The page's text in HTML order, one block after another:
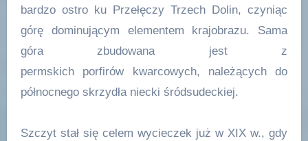
bardzo ostro ku Przełęczy Trzech Dolin, czyniąc
górę dominującym elementem krajobrazu. Sama
góra zbudowana jest z
permskich porfirów kwarcowych, należących do
północnego skrzydła niecki śródsudeckiej.
Szczyt stał się celem wycieczek już w XIX w., gdy